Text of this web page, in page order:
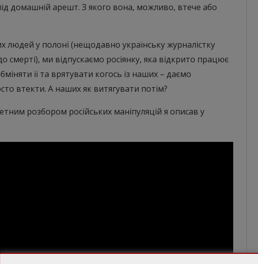
домашній арешт. З якого вона, можливо, втече або
людей у ​​полоні (нещодавно українську журналістку
смерті), ми відпускаємо росіянку, яка відкрито працює
її та врятувати когось із наших – даємо
втекти. А наших як витягувати потім?
розбором російських маніпуляцій я описав у